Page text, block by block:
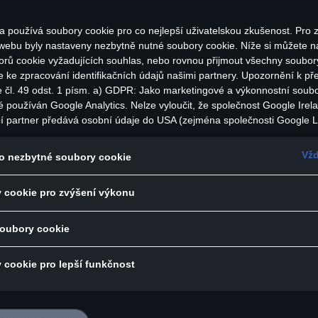
širšími žebrovanými manžetami u výstřihu
logo Audi Sport vpředu
% bavlna
na 30 °C
používá soubory cookie pro co nejlepší uživatelskou zkušenost. Pro
byly nastaveny nezbytně nutné soubory cookie. Níže si můžete
cookie vyžadujících souhlas, nebo rovnou přijmout všechny
ke zpracování identifikačních údajů našimi partnery. Upozornění k
čl. 49 odst. 1 písm. a) GDPR: Jako marketingové a výkonnostní
používán Google Analytics. Nelze vyloučit, že společnost Google
partner předává osobní údaje do USA (zejména společnosti Google
rozhodnutí Evropské komise o odpovídající ochraně. Z toho pro vás
protože v USA nemůžete účinně uplatnit svá práva subjektu údajů,
orgány USA získat přístup k údajům, přičemž zásahy do
a svobod nejsou omezeny na absolutně nezbytný rozsah. Pokud
cookie pro marketingové účely nebo výkonnostních souborů
k souborům cookie používaným pro Google Analytics najdete v
je Porsche Česká republika s.r.o. Podrobné informace o
nezbytné soubory cookie
cookie pro zvýšení výkonu
cookie
cookie pro lepší funkčnost